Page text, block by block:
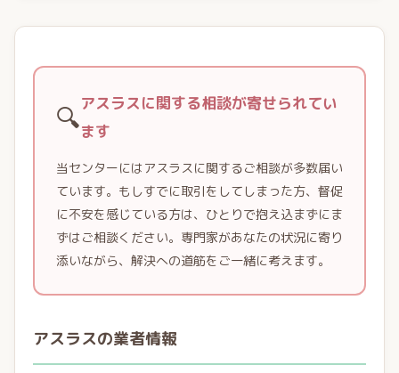
🔍アスラスに関する相談が寄せられてい
ます
当センターにはアスラスに関するご相談が多数届い
ています。もしすでに取引をしてしまった方、督促
に不安を感じている方は、ひとりで抱え込まずにま
ずはご相談ください。専門家があなたの状況に寄り
添いながら、解決への道筋をご一緒に考えます。
アスラスの業者情報